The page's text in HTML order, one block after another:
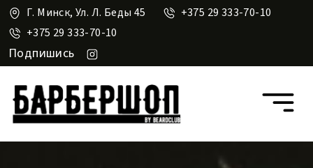
Г. Минск, Ул. Л. Беды 45
+375 29 333-70-10
+375 29 333-70-10
Подпишись